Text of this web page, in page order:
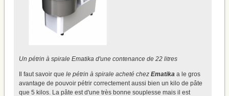
Un pétrin à spirale Ematika d'une contenance de 22 litres
Il faut savoir que le pétrin à spirale acheté chez Ematika a le gros
avantage de pouvoir pétrir correctement aussi bien un kilo de pâte
que 5 kilos. La pâte est d'une très bonne souplesse mais il est